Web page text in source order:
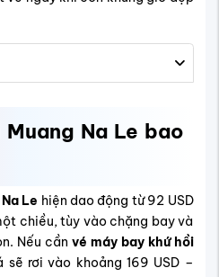
Na Le bao
Le hiện dao động từ 92 USD
chiều, tùy vào chặng bay và
Nếu cần vé máy bay khứ hồi
sẽ rơi vào khoảng 169 USD –